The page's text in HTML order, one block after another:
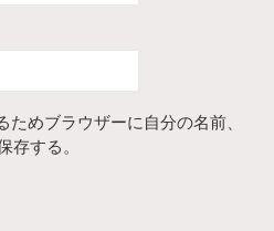
ためブラウザーに自分の名前、
存する。